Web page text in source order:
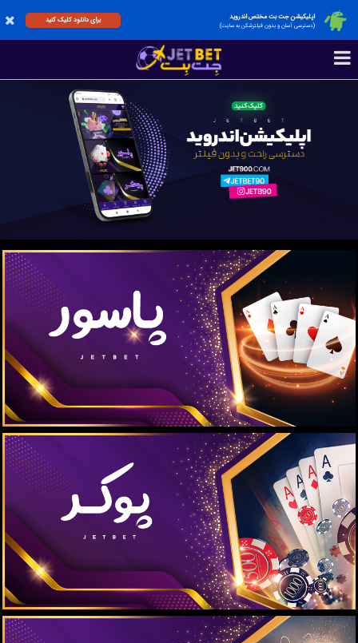
اپلیکیشن جت بت مختص اندروید
(دسترسی آسان و بدون فیلترشکن به سایت)
برای دانلود کلیک کنید